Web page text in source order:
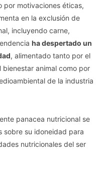
por motivaciones éticas,
en la exclusión de
incluyendo carne,
ha despertado un
, alimentado tanto por el
animal como por
de la industria
panacea nutricional se
sobre su idoneidad para
nutricionales del ser